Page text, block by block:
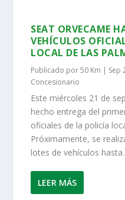
SEAT ORVECAME
VEHÍCULOS
LOCAL DE LAS
Publicado por50 Km | Sep
Concesionario
Este miércoles 21 de
hecho entrega del
oficiales de la policía
Próximamente, se
lotes de vehículos
LEER MÁS